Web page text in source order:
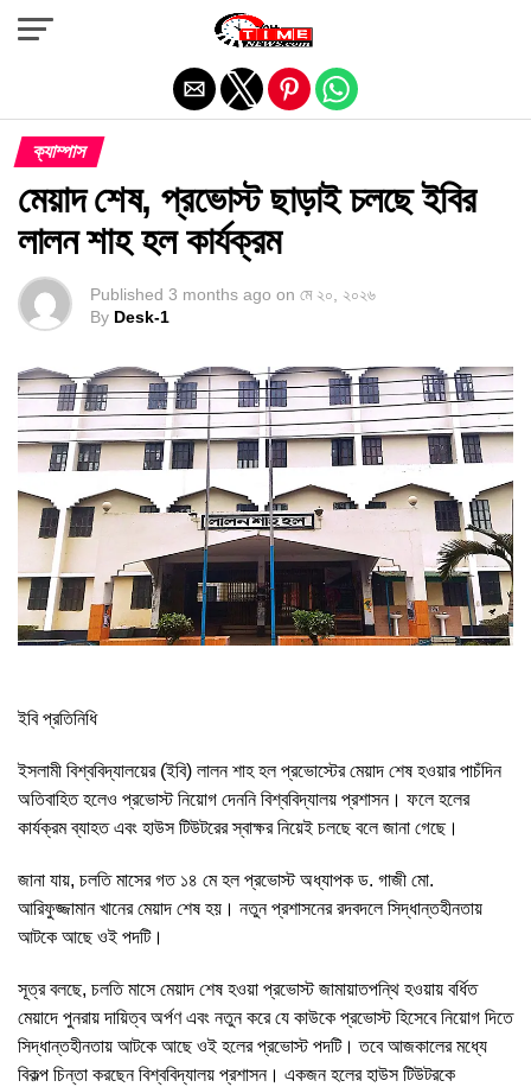
ক্যাম্পাস
মেয়াদ শেষ, প্রভোস্ট ছাড়াই চলছে ইবির
লালন শাহ হল কার্যক্রম
Published 3 months ago on মে ২০, ২০২৬
By Desk-1
ইবি প্রতিনিধি
ইসলামী বিশ্ববিদ্যালয়ের (ইবি) লালন শাহ হল প্রভোস্টের মেয়াদ শেষ হওয়ার পাচঁদিন
অতিবাহিত হলেও প্রভোস্ট নিয়োগ দেননি বিশ্ববিদ্যালয় প্রশাসন। ফলে হলের
কার্যক্রম ব্যাহত এবং হাউস টিউটরের স্বাক্ষর নিয়েই চলছে বলে জানা গেছে।
জানা যায়, চলতি মাসের গত ১৪ মে হল প্রভোস্ট অধ্যাপক ড. গাজী মো.
আরিফুজ্জামান খানের মেয়াদ শেষ হয়। নতুন প্রশাসনের রদবদলে সিদ্ধান্তহীনতায়
আটকে আছে ওই পদটি।
সূত্র বলছে, চলতি মাসে মেয়াদ শেষ হওয়া প্রভোস্ট জামায়াতপন্থি হওয়ায় বর্ধিত
মেয়াদে পুনরায় দায়িত্ব অর্পণ এবং নতুন করে যে কাউকে প্রভোস্ট হিসেবে নিয়োগ দিতে
সিদ্ধান্তহীনতায় আটকে আছে ওই হলের প্রভোস্ট পদটি। তবে আজকালের মধ্যে
বিকল্প চিন্তা করছেন বিশ্ববিদ্যালয় প্রশাসন। একজন হলের হাউস টিউটরকে
Exit mobile version